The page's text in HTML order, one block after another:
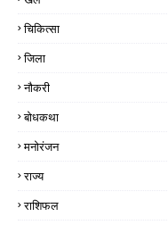
चिकित्सा
जिला
नौकरी
बोधकथा
मनोरंजन
राज्य
राशिफल